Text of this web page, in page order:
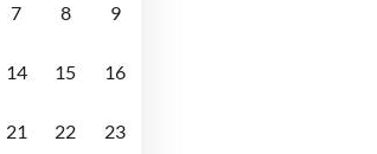
7 8 9
14 15 16
21 22 23